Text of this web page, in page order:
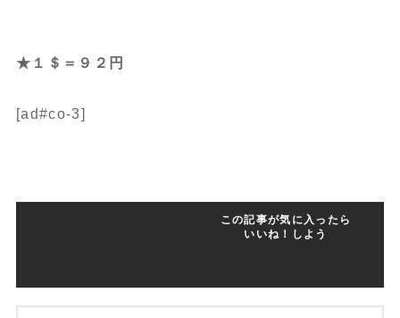
★１＄＝９２円
[ad#co-3]
この記事が気に入ったら
いいね！しよう